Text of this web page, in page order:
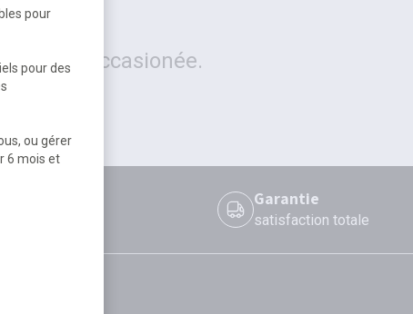
gêne occasionée.
12h
Garantie
satisfaction totale
pour
pour des
ou gérer
6 mois et